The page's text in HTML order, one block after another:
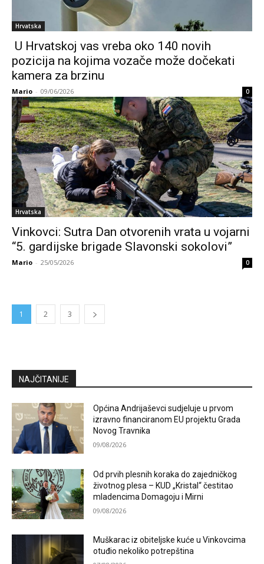
Hrvatska
U Hrvatskoj vas vreba oko 140 novih
pozicija na kojima vozače može dočekati
kamera za brzinu
Mario - 09/06/2026 0
Hrvatska
Vinkovci: Sutra Dan otvorenih vrata u vojarni
“5. gardijske brigade Slavonski sokolovi”
Mario - 25/05/2026 0
1 2 3
NAJČITANIJE
Općina Andrijaševci sudjeluje u prvom
izravno financiranom EU projektu Grada
Novog Travnika
09/08/2026
Od prvih plesnih koraka do zajedničkog
životnog plesa – KUD „Kristal“ čestitao
mladencima Domagoju i Mirni
09/08/2026
Muškarac iz obiteljske kuće u Vinkovcima
otuđio nekoliko potrepština